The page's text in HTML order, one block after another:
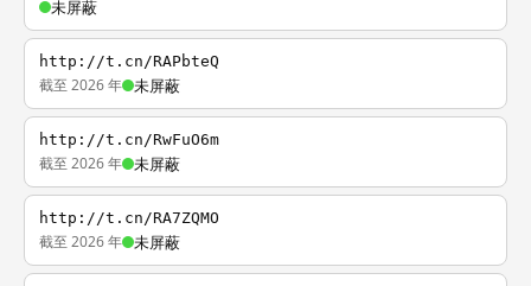
未屏蔽
http://t.cn/RAPbteQ
截至 2026 年 未屏蔽
http://t.cn/RwFuO6m
截至 2026 年 未屏蔽
http://t.cn/RA7ZQMO
截至 2026 年 未屏蔽